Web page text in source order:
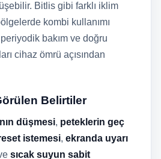
Bitlis gibi farklı iklim
kombi kullanımı
bakım ve doğru
cihaz ömrü açısından
Belirtiler
düşmesi, peteklerin geç
istemesi, ekranda uyarı
sıcak suyun sabit